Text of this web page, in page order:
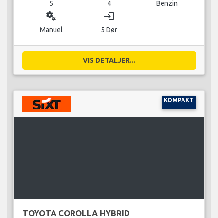
5 4 Benzin
miscellaneous_services
Manuel
login
5 Dør
VIS DETALJER...
KOMPAKT
TOYOTA COROLLA HYBRID